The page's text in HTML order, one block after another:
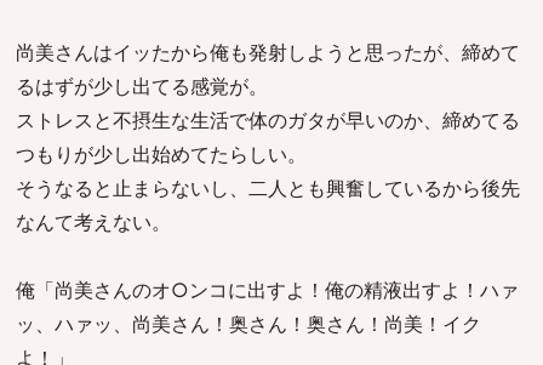
尚美さんはイッたから俺も発射しようと思ったが、締めて
るはずが少し出てる感覚が。
ストレスと不摂生な生活で体のガタが早いのか、締めてる
つもりが少し出始めてたらしい。
そうなると止まらないし、二人とも興奮しているから後先
なんて考えない。
俺「尚美さんのオ○ンコに出すよ！俺の精液出すよ！ハァ
ッ、ハァッ、尚美さん！奥さん！奥さん！尚美！イク
よ！」